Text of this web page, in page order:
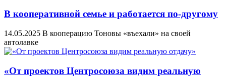
В кооперативной семье и работается по-другому
14.05.2025 В кооперацию Тоновы «въехали» на своей
автолавке
«От проектов Центросоюза видим реальную